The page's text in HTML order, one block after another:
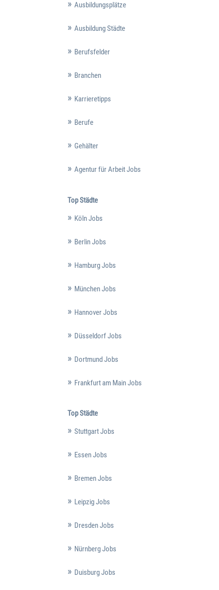
Ausbildungsplätze
Ausbildung Städte
Berufsfelder
Branchen
Karrieretipps
Berufe
Gehälter
Agentur für Arbeit Jobs
Top Städte
Köln Jobs
Berlin Jobs
Hamburg Jobs
München Jobs
Hannover Jobs
Düsseldorf Jobs
Dortmund Jobs
Frankfurt am Main Jobs
Top Städte
Stuttgart Jobs
Essen Jobs
Bremen Jobs
Leipzig Jobs
Dresden Jobs
Nürnberg Jobs
Duisburg Jobs